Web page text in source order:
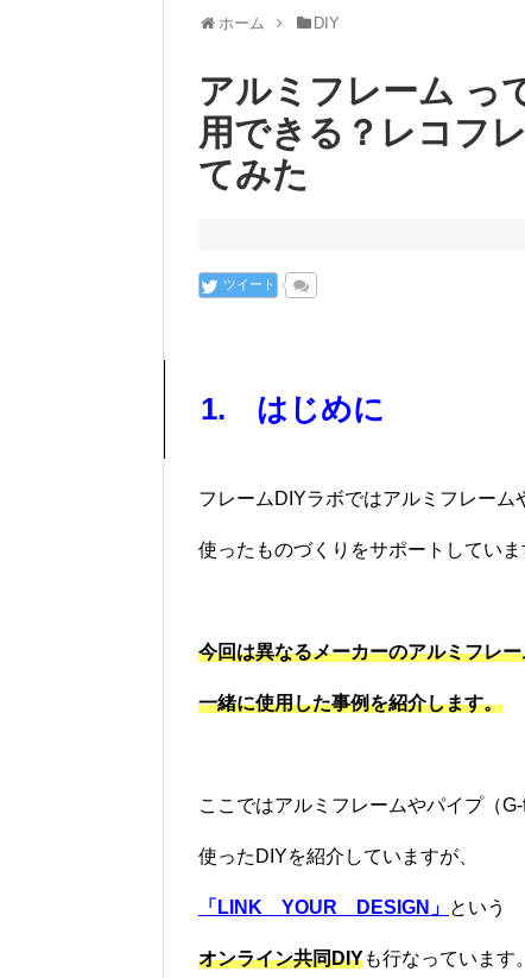
ホーム DIY
アルミフレーム っ
用できる？レコフ
てみた
ツイート
1. はじめに
フレームDIYラボではアルミフレーム
使ったものづくりをサポートしていま
今回は異なるメーカーのアルミフレ
一緒に使用した事例を紹介します。
ここではアルミフレームやパイプ（
使ったDIYを紹介していますが、
「 LINK YOUR DESIGN 」 という
オンライン共同DIYも行なっています。